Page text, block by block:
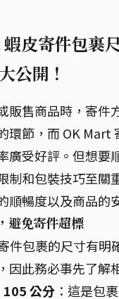
皮寄件包裹
公開！
販售商品時，寄件
環節，而 OK Mart
廣受好評。但想要
制和包裝技巧至關
順暢度以及商品的
避免寄件超標
件包裹的尺寸有明
因此務必事先了解
公分 ：這是包